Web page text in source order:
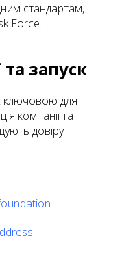
стандартам,
Force.
запуск
ключовою для
компанії та
довіру